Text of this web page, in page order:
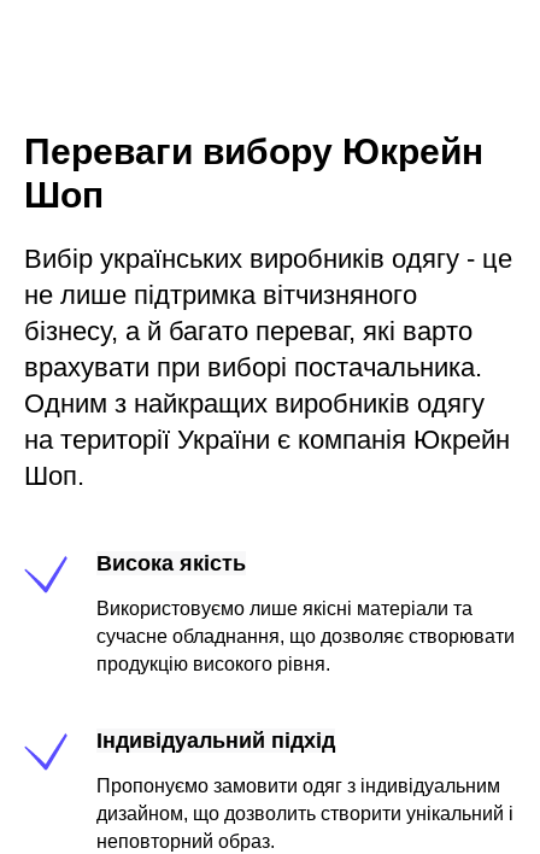
Переваги вибору Юкрейн
Шоп
Вибір українських виробників одягу - це
не лише підтримка вітчизняного
бізнесу, а й багато переваг, які варто
врахувати при виборі постачальника.
Одним з найкращих виробників одягу
на території України є компанія Юкрейн
Шоп.
Висока якість
Використовуємо лише якісні матеріали та
сучасне обладнання, що дозволяє створювати
продукцію високого рівня.
Індивідуальний підхід
Пропонуємо замовити одяг з індивідуальним
дизайном, що дозволить створити унікальний і
неповторний образ.